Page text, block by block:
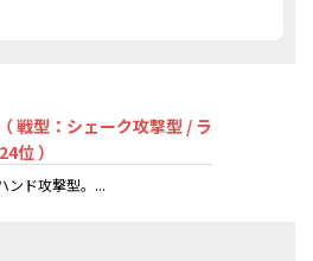
（ 戦型：シェーク攻撃型 / ラ
位 ）
ンド攻撃型。...